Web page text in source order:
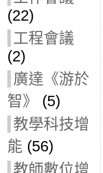
(22)
工程會議
(2)
廣達《游於
智》
(5)
教學科技增
能 (56)
教師數位增